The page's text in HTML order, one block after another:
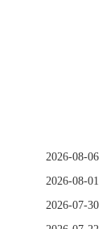
2026-08-06
2026-08-01
2026-07-30